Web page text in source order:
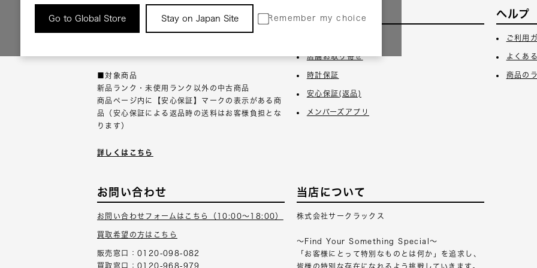
Go to Global Store Stay on Japan Site Remember my choice
返品について
■対象商品
新品ランク・未使用ランク以外の中古商品
商品ページ内に【安心保証】マークの表示がある商
品（安心保証による返品時の送料はお客様負担とな
ります）
詳しくはこちら
サービス
店舗お取り寄せ
時計保証
安心保証(返品)
メンバーズアプリ
ヘルプ
ご利用
よくあ
商品の
お問い合わせ
お問い合わせフォームはこちら（10:00～18:00）
買取希望の方はこちら
販売窓口：0120-098-082
買取窓口：0120-968-979
当店について
株式会社サークラックス
～Find Your Something Special～
「お客様にとって特別なものとは何か」を追求し、
皆様の特別な存在になれるよう挑戦していきます。